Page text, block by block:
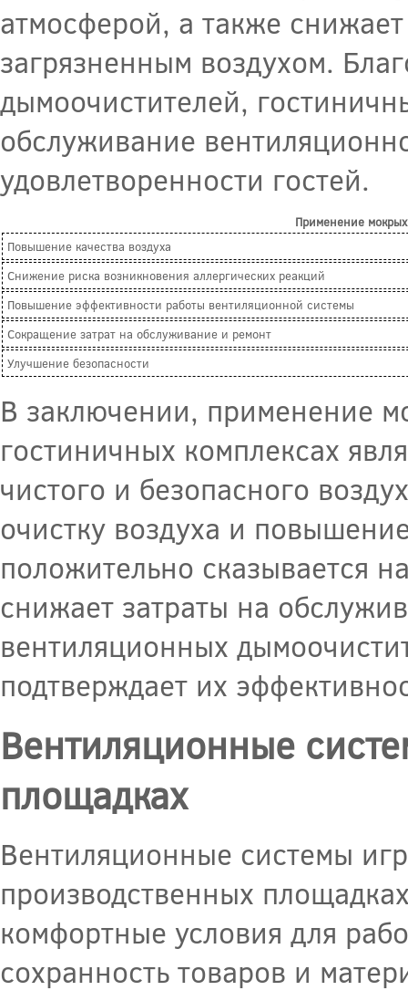
атмосферой, а также
загрязненным воздухом.
дымоочистителей,
обслуживание
удовлетворенности гостей.
Применение
Повышение качества воздуха
Снижение риска возникновения аллергических реакций
Повышение эффективности работы вентиляционной системы
Сокращение затрат на обслуживание и ремонт
Улучшение безопасности
В заключении, применение
гостиничных комплексах
чистого и безопасного
очистку воздуха и
положительно сказывается
снижает затраты на
вентиляционных
подтверждает их
Вентиляционные
площадках
Вентиляционные системы
производственных
комфортные условия для
сохранность товаров и